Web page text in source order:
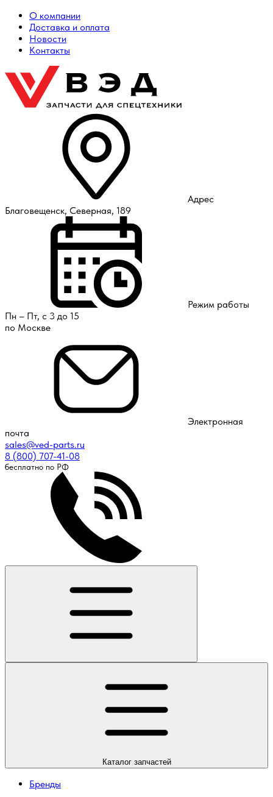
О компании
Доставка и оплата
Новости
Контакты
Адрес
Благовещенск, Северная, 189
Режим работы
Пн – Пт, с 3 до 15
по Москве
Электронная
почта
sales@ved-parts.ru
8 (800) 707-41-08
бесплатно по РФ
Каталогзапчастей
Бренды